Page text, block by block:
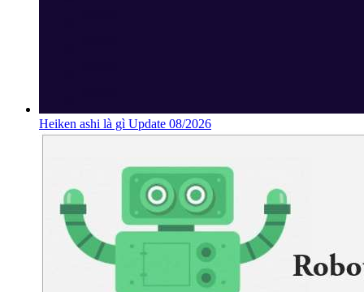
Heiken ashi là gì Update 08/2026